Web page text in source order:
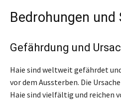
Bedrohungen und
Gefährdung und
Haie sind weltweit gefährdet
vor dem Aussterben. Die
Haie sind vielfältig und reichen